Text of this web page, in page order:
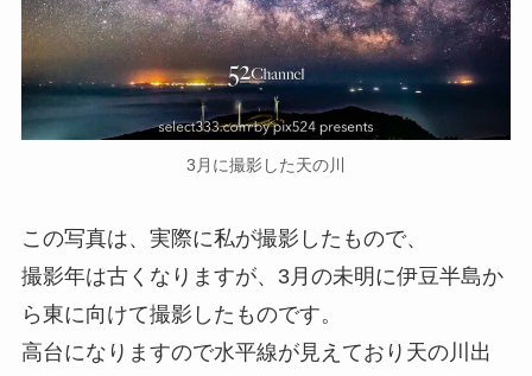
3月に撮影した天の川
この写真は、実際に私が撮影したもので、
撮影年は古くなりますが、3月の未明に伊豆半島か
ら東に向けて撮影したものです。
高台になりますので水平線が見えており天の川出